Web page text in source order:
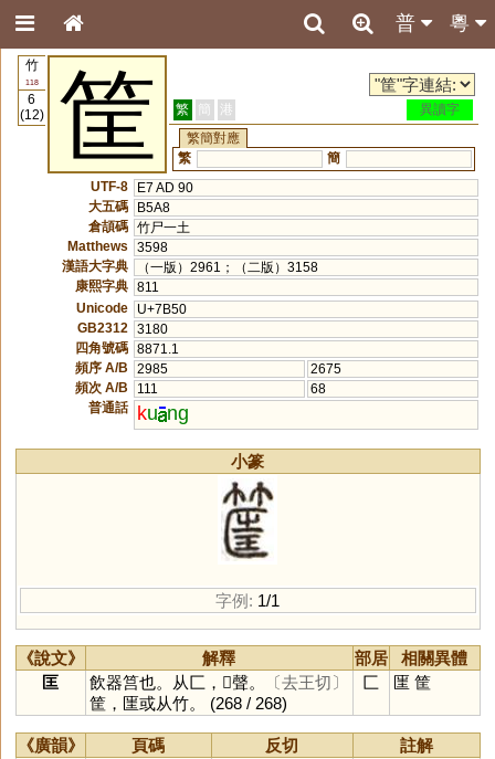
粵
普
竹
118
6
(12)
筐 繁 簡 港
異讀字
繁簡對應
繁
簡
UTF-8
E7 AD 90
大五碼
B5A8
倉頡碼 竹尸一土
Matthews
3598
漢語大字典
（一版）2961；（二版）3158
康熙字典 811
Unicode
U+7B50
GB2312
3180
四角號碼 8871.1
頻序 A/B
2985
2675
頻次 A/B
111
68
普通話
ku ng
小篆
字例: 1/1
《說文》 解釋 部居
相關異體
匡
飲器筥也。从匚，𡉚聲。
〔去王切〕
筐，匩或从竹。 (268 / 268)
匚 匩 筐
《廣韻》 頁碼 反切
註解